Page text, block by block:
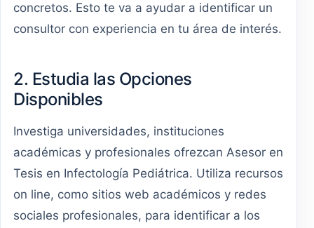
concretos. Esto te va a ayudar a identificar un
consultor con experiencia en tu área de interés.
2. Estudia las Opciones
Disponibles
Investiga universidades, instituciones
académicas y profesionales ofrezcan Asesor en
Tesis en Infectología Pediátrica. Utiliza recursos
on line, como sitios web académicos y redes
sociales profesionales, para identificar a los